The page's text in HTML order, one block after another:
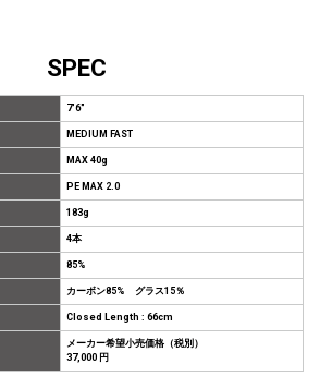
SPEC
7'6"
MEDIUM FAST
MAX 40g
PE MAX 2.0
183g
4本
85%
カーボン85% グラス15％
Closed Length : 66cm
メーカー希望小売価格（税別）
37,000 円